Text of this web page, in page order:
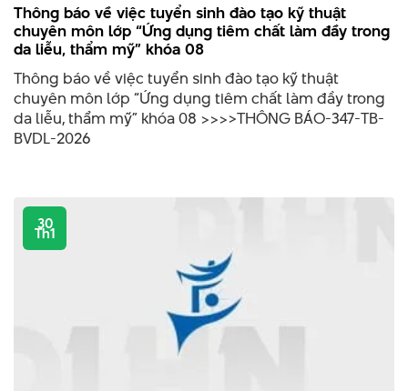
Thông báo về việc tuyển sinh đào tạo kỹ thuật
chuyên môn lớp “Ứng dụng tiêm chất làm đầy trong
da liễu, thẩm mỹ” khóa 08
Thông báo về việc tuyển sinh đào tạo kỹ thuật
chuyên môn lớp “Ứng dụng tiêm chất làm đầy trong
da liễu, thẩm mỹ” khóa 08 >>>>THÔNG BÁO-347-TB-
BVDL-2026
30
Th1